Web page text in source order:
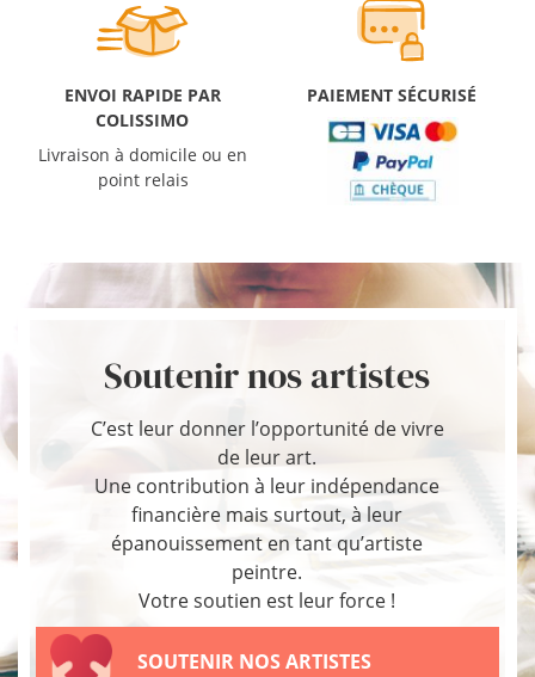
ENVOI RAPIDE PAR
COLISSIMO
Livraison à domicile ou en
point relais
PAIEMENT SÉCURISÉ
Soutenir nos artistes
C’est leur donner l’opportunité de vivre
de leur art.
Une contribution à leur indépendance
financière mais surtout, à leur
épanouissement en tant qu’artiste
peintre.
Votre soutien est leur force !
SOUTENIR NOS ARTISTES